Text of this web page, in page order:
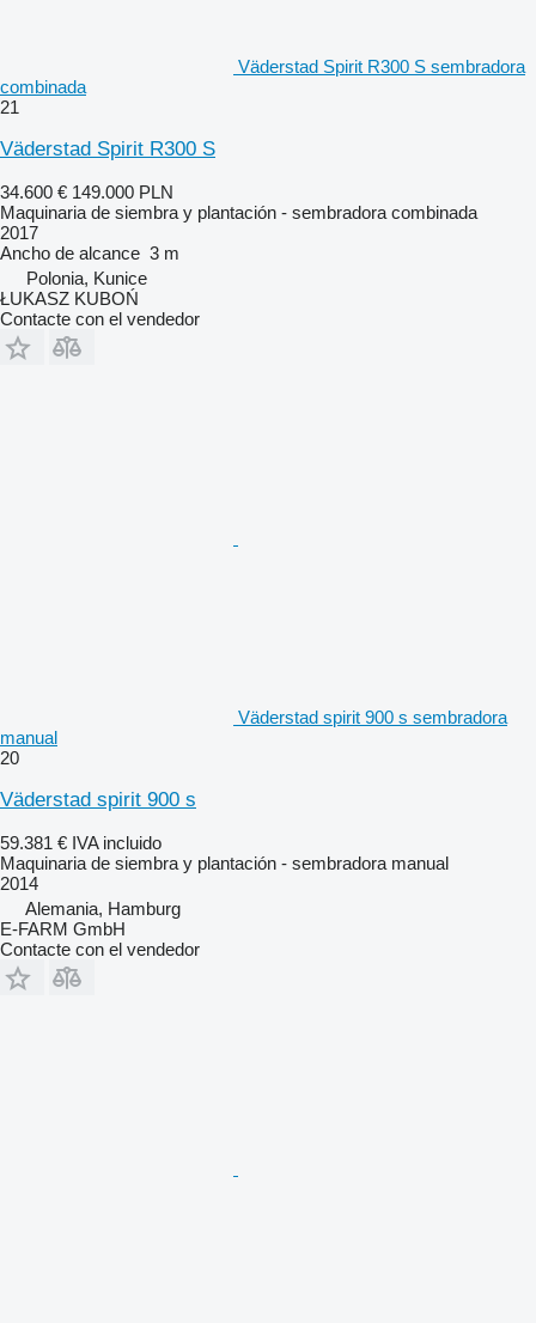
Väderstad Spirit R300 S sembradora
combinada
21
Väderstad Spirit R300 S
34.600 € 149.000 PLN
Maquinaria de siembra y plantación - sembradora combinada
2017
Ancho de alcance 3 m
Polonia, Kunice
ŁUKASZ KUBOŃ
Contacte con el vendedor
Väderstad spirit 900 s sembradora
manual
20
Väderstad spirit 900 s
59.381 € IVA incluido
Maquinaria de siembra y plantación - sembradora manual
2014
Alemania, Hamburg
E-FARM GmbH
Contacte con el vendedor